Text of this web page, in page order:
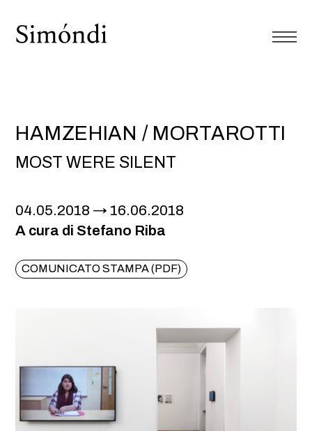
HAMZEHIAN / MORTAROTTI
MOST WERE SILENT
04.05.2018
16.06.2018
A cura di Stefano Riba
COMUNICATO STAMPA (PDF)